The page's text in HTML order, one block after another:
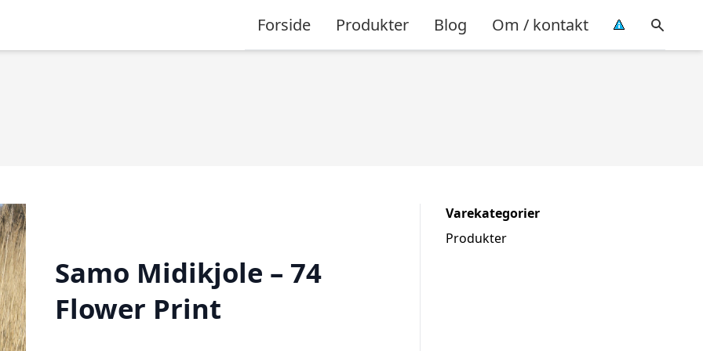
Forside Produkter Blog Om / kontakt
Samo Midikjole – 74
Flower Print
Varekategorier
Produkter